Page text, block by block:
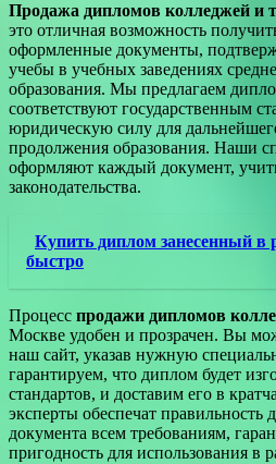
Продажа дипломов колледжей и
это отличная возможность
оформленные документы,
учебы в учебных заведениях
образования. Мы предлагаем
соответствуют государственным
юридическую силу для
продолжения образования. Наши
оформляют каждый документ,
законодательства.
Купить диплом занесенный в
быстро
Процесс продажи дипломов
Москве удобен и прозрачен. Вы
наш сайт, указав нужную
гарантируем, что диплом будет
стандартов, и доставим его в
эксперты обеспечат правильность
документа всем требованиям,
пригодность для использования в